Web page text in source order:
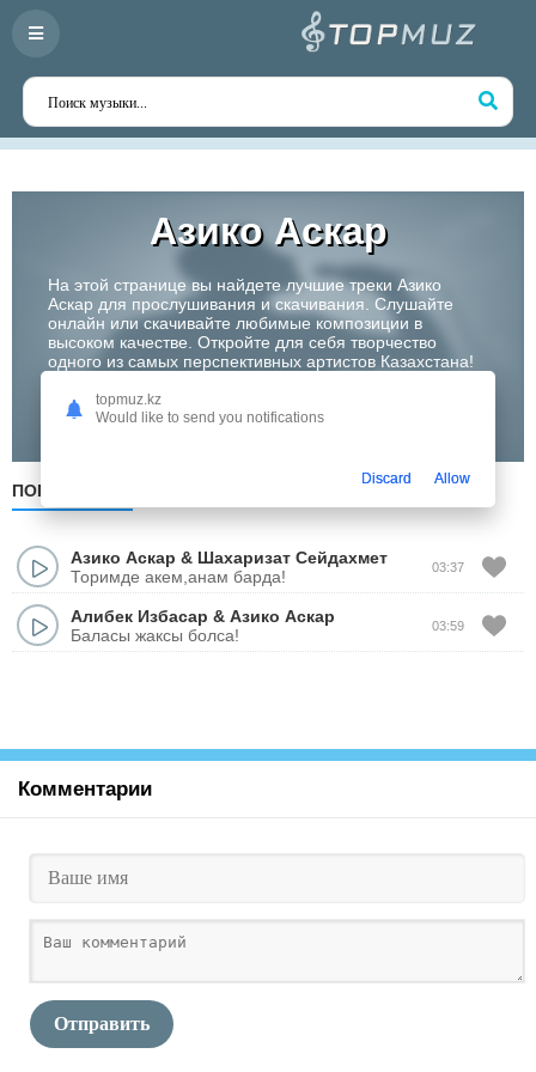
Азико Аскар
На этой странице вы найдете лучшие треки Азико
Аскар для прослушивания и скачивания. Слушайте
онлайн или скачивайте любимые композиции в
высоком качестве. Откройте для себя творчество
одного из самых перспективных артистов Казахстана!
Слушать
ПОПУЛЯРНЫЕ
Азико Аскар & Шахаризат Сейдахмет
Торимде акем,анам барда!
03:37
Алибек Избасар & Азико Аскар
Баласы жаксы болса!
03:59
Комментарии
Отправить
topmuz.kz
Would like to send you notifications
Discard Allow